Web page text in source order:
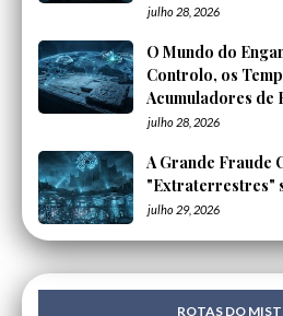
julho 28, 2026
O Mundo do
Controlo, os
Acumuladores de
julho 28, 2026
A Grande Fraude
"Extraterrestres"
julho 29, 2026
ROTAS DO